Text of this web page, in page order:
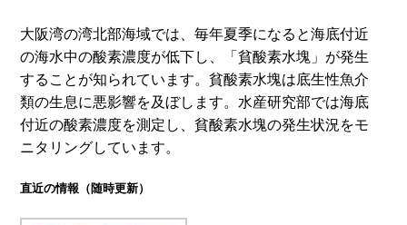
大阪湾の湾北部海域では、毎年夏季になると海底付近
の海水中の酸素濃度が低下し、「貧酸素水塊」が発生
することが知られています。貧酸素水塊は底生性魚介
類の生息に悪影響を及ぼします。水産研究部では海底
付近の酸素濃度を測定し、貧酸素水塊の発生状況をモ
ニタリングしています。
直近の情報（随時更新）